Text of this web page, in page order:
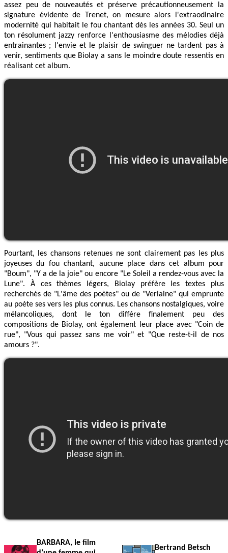
assez peu de nouveautés et préserve précautionneusement la
signature évidente de Trenet, on mesure alors l'extraodinaire
modernité qui habitait le fou chantant dès les années 30. Seul un
ton résolument jazzy renforce l'enthousiasme des mélodies déjà
entrainantes ; l'envie et le plaisir de swinguer ne tardent pas à
venir, sentiments que Biolay a sans le moindre doute ressentis en
réalisant cet album.
Pourtant, les chansons retenues ne sont clairement pas les plus
joyeuses du fou chantant, aucune place dans cet album pour
"Boum", "Y a de la joie" ou encore "Le Soleil a rendez-vous avec la
Lune". À ces thèmes légers, Biolay préfère les textes plus
recherchés de "L'âme des poètes" ou de "Verlaine" qui emprunte
au poète ses vers les plus connus. Les chansons nostalgiques, voire
mélancoliques, dont le ton différe finalement peu des
compositions de Biolay, ont également leur place avec "Coin de
rue", "Vous qui passez sans me voir" et "Que reste-t-il de nos
amours ?".
BARBARA, le film
Bertrand Betsch